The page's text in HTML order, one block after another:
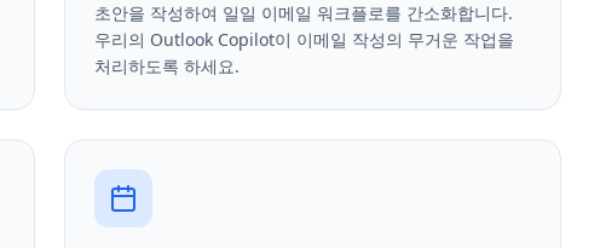
초안을 작성하여 일일 이메일 워크플로를 간소화합니다.
우리의 Outlook Copilot이 이메일 작성의 무거운 작업을
처리하도록 하세요.